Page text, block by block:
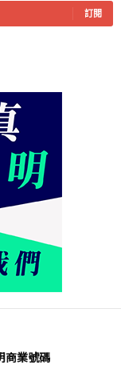
訂閱
商業號碼